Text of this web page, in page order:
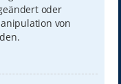
oder
von